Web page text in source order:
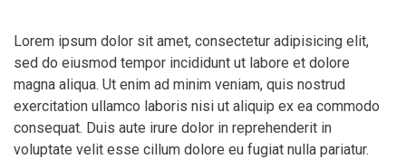
Lorem ipsum dolor sit amet, consectetur adipisicing elit,
sed do eiusmod tempor incididunt ut labore et dolore
magna aliqua. Ut enim ad minim veniam, quis nostrud
exercitation ullamco laboris nisi ut aliquip ex ea commodo
consequat. Duis aute irure dolor in reprehenderit in
voluptate velit esse cillum dolore eu fugiat nulla pariatur.